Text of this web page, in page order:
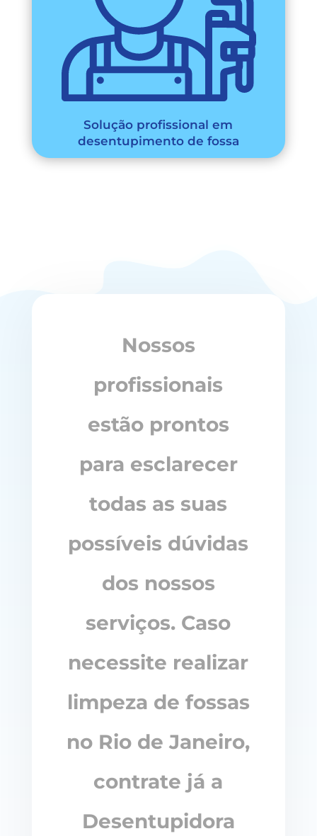
Solução profissional em
desentupimento de fossa
Nossos
profissionais
estão prontos
para esclarecer
todas as suas
possíveis dúvidas
dos nossos
serviços. Caso
necessite realizar
limpeza de fossas
no Rio de Janeiro,
contrate já a
Desentupidora